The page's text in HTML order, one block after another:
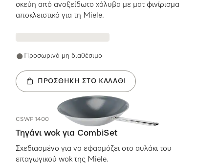
σκεύη από ανοξείδωτο χάλυβα με ματ φινίρισμα
αποκλειστικά για τη Miele.
Προσωρινά μη διαθέσιμο
ΠΡΟΣΘΉΚΗ ΣΤΟ ΚΑΛΆΘΙ
CSWP 1400
Τηγάνι wok για CombiSet
Σχεδιασμένο για να εφαρμόζει στο αυλάκι του
επαγωγικού wok της Miele.